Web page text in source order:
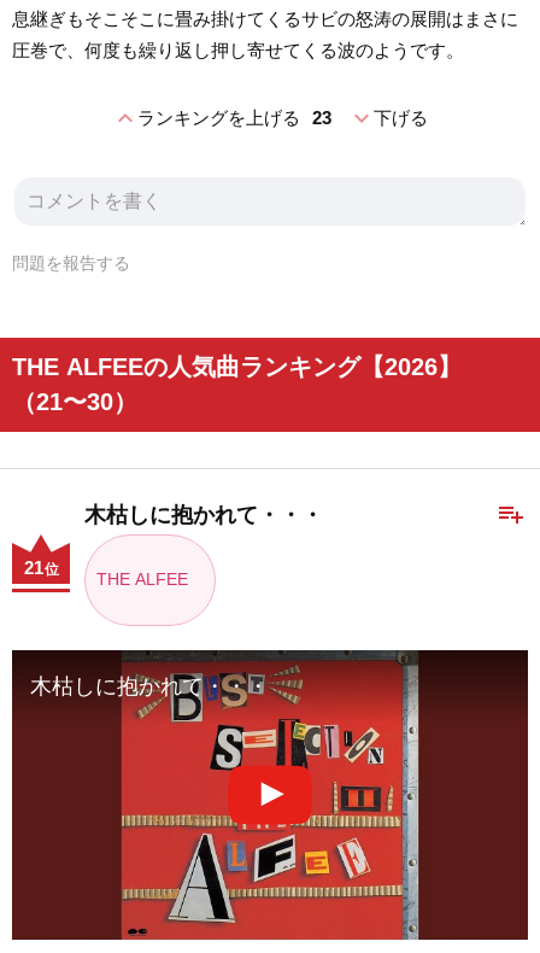
息継ぎもそこそこに畳み掛けてくるサビの怒涛の展開はまさに
圧巻で、何度も繰り返し押し寄せてくる波のようです。
expand_lessランキングを上げる 23 expand_more下げる
問題を報告する
THE ALFEEの人気曲ランキング【2026】
（21〜30）
playlist_add
木枯しに抱かれて・・・
THE ALFEE
21位
木枯しに抱かれて・・・